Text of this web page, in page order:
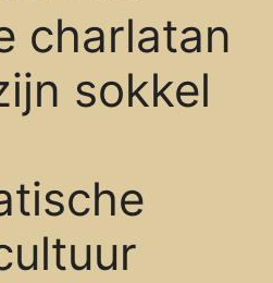
charlatan
sokkel